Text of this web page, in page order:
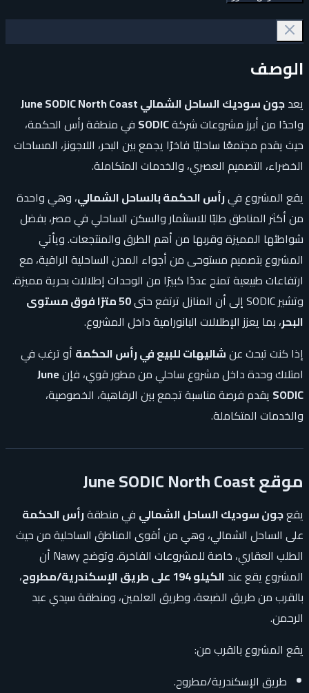
الوصف
يعدجون سوديك الساحل الشمالي June SODIC North Coast
واحدًا من أبرز مشروعات شركةSODIC في منطقة رأس الحكمة،
حيث يقدم مجتمعًا ساحليًا فاخرًا يجمع بين البحر، اللاجونز، المساحات
الخضراء، التصميم العصري، والخدمات المتكاملة.
يقع المشروع فيرأس الحكمة بالساحل الشمالي، وهي واحدة
من أكثر المناطق طلبًا للاستثمار والسكن الساحلي في مصر، بفضل
شواطئها المميزة وقربها من أهم الطرق والمنتجعات. ويأتي
المشروع بتصميم مستوحى من أجواء المدن الساحلية الراقية، مع
ارتفاعات طبيعية تمنح عددًا كبيرًا من الوحدات إطلالات بحرية مميزة.
وتشير SODIC إلى أن المنازل ترتفع حتى
50 مترًا فوق مستوى
البحر، بما يعزز الإطلالات البانورامية داخل المشروع.
إذا كنت تبحث عنشاليهات للبيع في رأس الحكمة أو ترغب في
امتلاك وحدة داخل مشروع ساحلي من مطور قوي، فإنJune
SODIC يقدم فرصة مناسبة تجمع بين الرفاهية، الخصوصية،
والخدمات المتكاملة.
موقع June SODIC North Coast
يقعجون سوديك الساحل الشمالي في منطقةرأس الحكمة
على الساحل الشمالي، وهي من أقوى المناطق الساحلية من حيث
الطلب العقاري، خاصة للمشروعات الفاخرة. وتوضح Nawy أن
المشروع يقع عند الكيلو 194 على طريق الإسكندرية/مطروح
،
بالقرب من طريق الضبعة، وطريق العلمين، ومنطقة سيدي عبد
الرحمن.
يقع المشروع بالقرب من:
طريق الإسكندرية/مطروح.